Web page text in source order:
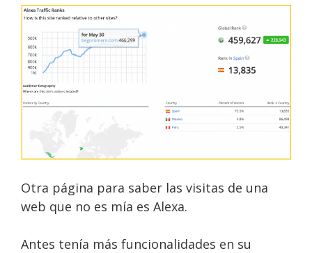
Otra página para saber las visitas de una
web que no es mía es Alexa.
Antes tenía más funcionalidades en su